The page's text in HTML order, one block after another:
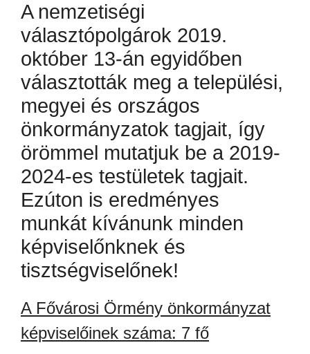
A nemzetiségi
választópolgárok 2019.
október 13-án egyidőben
választották meg a települési,
megyei és országos
önkormányzatok tagjait, így
örömmel mutatjuk be a 2019-
2024-es testületek tagjait.
Ezúton is eredményes
munkát kívánunk minden
képviselőnknek és
tisztségviselőnek!
A Fővárosi Örmény önkormányzat
képviselőinek száma: 7 fő